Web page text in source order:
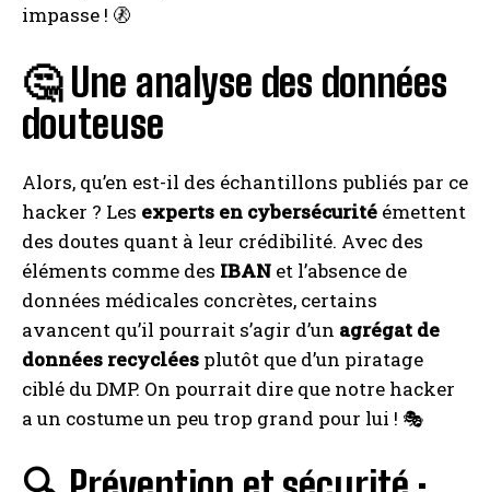
impasse ! 🚷
🤔 Une analyse des données
douteuse
Alors, qu’en est-il des échantillons publiés par ce
hacker ? Les experts en cybersécurité émettent
des doutes quant à leur crédibilité. Avec des
éléments comme des IBAN et l’absence de
données médicales concrètes, certains
avancent qu’il pourrait s’agir d’un agrégat de
données recyclées plutôt que d’un piratage
ciblé du DMP. On pourrait dire que notre hacker
a un costume un peu trop grand pour lui ! 🎭